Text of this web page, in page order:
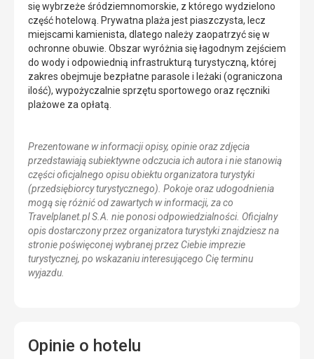
się wybrzeże śródziemnomorskie, z którego wydzielono
część hotelową. Prywatna plaża jest piaszczysta, lecz
miejscami kamienista, dlatego należy zaopatrzyć się w
ochronne obuwie. Obszar wyróżnia się łagodnym zejściem
do wody i odpowiednią infrastrukturą turystyczną, której
zakres obejmuje bezpłatne parasole i leżaki (ograniczona
ilość), wypożyczalnie sprzętu sportowego oraz ręczniki
plażowe za opłatą.
Prezentowane w informacji opisy, opinie oraz zdjęcia
przedstawiają subiektywne odczucia ich autora i nie stanowią
części oficjalnego opisu obiektu organizatora turystyki
(przedsiębiorcy turystycznego). Pokoje oraz udogodnienia
mogą się różnić od zawartych w informacji, za co
Travelplanet.pl S.A. nie ponosi odpowiedzialności. Oficjalny
opis dostarczony przez organizatora turystyki znajdziesz na
stronie poświęconej wybranej przez Ciebie imprezie
turystycznej, po wskazaniu interesującego Cię terminu
wyjazdu.
Opinie o hotelu